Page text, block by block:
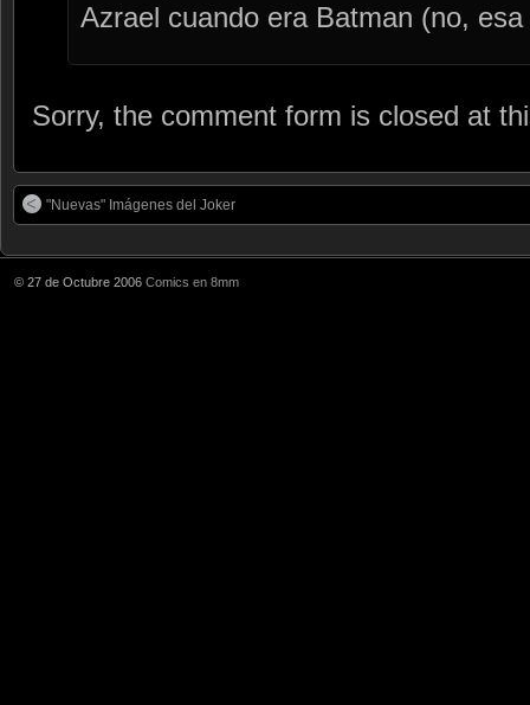
Azrael cuando era Batman (no,
Sorry, the comment form is closed at
"Nuevas" Imágenes del Joker
© 27 de Octubre 2006 Comics en 8mm